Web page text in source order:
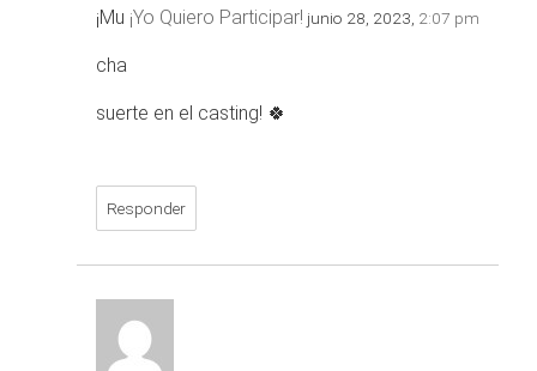
¡Yo Quiero Participar! junio 28, 2023, 2:07 pm
¡Mu
cha
suerte en el casting! 🍀
Responder